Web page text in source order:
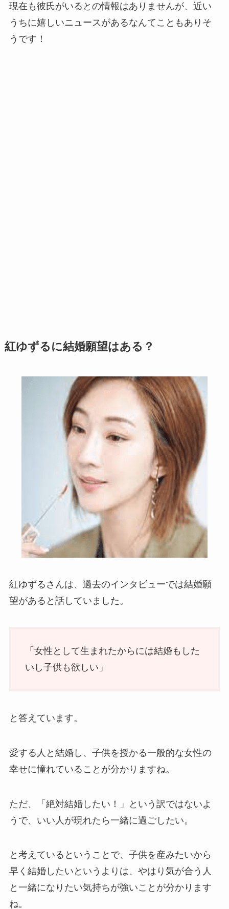
現在も彼氏がいるとの情報はありませんが、近い
うちに嬉しいニュースがあるなんてこともありそ
うです！
紅ゆずるに結婚願望はある？
紅ゆずるさんは、過去のインタビューでは結婚願
望があると話していました。
「女性として生まれたからには結婚もした
いし子供も欲しい」
と答えています。
愛する人と結婚し、子供を授かる一般的な女性の
幸せに憧れていることが分かりますね。
ただ、「絶対結婚したい！」という訳ではないよ
うで、いい人が現れたら一緒に過ごしたい。
と考えているということで、子供を産みたいから
早く結婚したいというよりは、やはり気が合う人
と一緒になりたい気持ちが強いことが分かります
ね。